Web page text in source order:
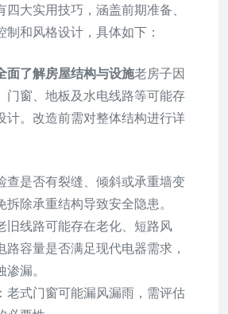
大实用技巧，涵盖前期准备、
制和风格设计，具体如下：
面了解房屋结构与设施老房子因
门窗、地板及水电线路等可能存
计。改造前需对整体结构进行详
查是否有裂缝、倾斜或承重墙变
除承重结构导致安全隐患。
旧线路可能存在老化、短路风
路容量是否满足现代电器需求，
漏。
：老式门窗可能漏风漏雨，需评估